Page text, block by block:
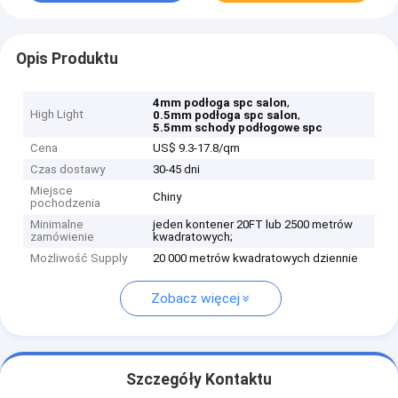
Opis Produktu
High Light
4mm podłoga spc salon,
0.5mm podłoga spc salon,
5.5mm schody podłogowe spc
Cena
US$ 9.3-17.8/qm
Czas dostawy
30-45 dni
Miejsce
pochodzenia
Chiny
Minimalne
zamówienie
jeden kontener 20FT lub 2500 metrów
kwadratowych;
Możliwość Supply
20 000 metrów kwadratowych dziennie
Zobacz więcej
Szczegóły Kontaktu